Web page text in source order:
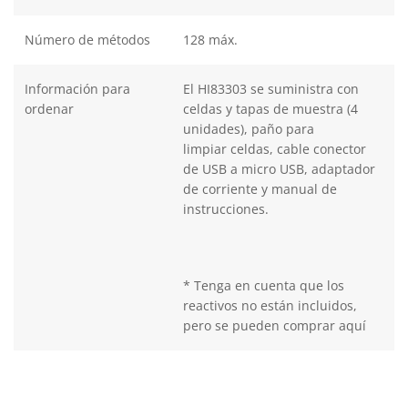
Número de métodos 128 máx.
Información para
ordenar
El HI83303 se suministra con
celdas y tapas de muestra (4
unidades), paño para
limpiar celdas, cable conector
de USB a micro USB, adaptador
de corriente y manual de
instrucciones.
* Tenga en cuenta que los
reactivos no están incluidos,
pero se pueden comprar aquí